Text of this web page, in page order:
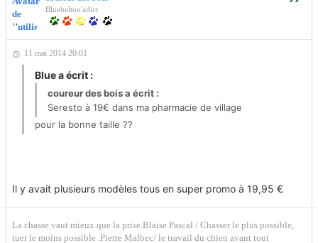
Bluebelton'adict
11 mai 2014 20:01
Blue a écrit :
coureur des bois a écrit :
Seresto à 19€ dans ma pharmacie de village
pour la bonne taille ??
Il y avait plusieurs modèles tous en super promo à 19,95 €
La chasse vaut mieux que la prise.Blaise Pascal / Chasser le plus possible,
tuer le moins possible .Pierre Malbec/ le travail du chien avant tout